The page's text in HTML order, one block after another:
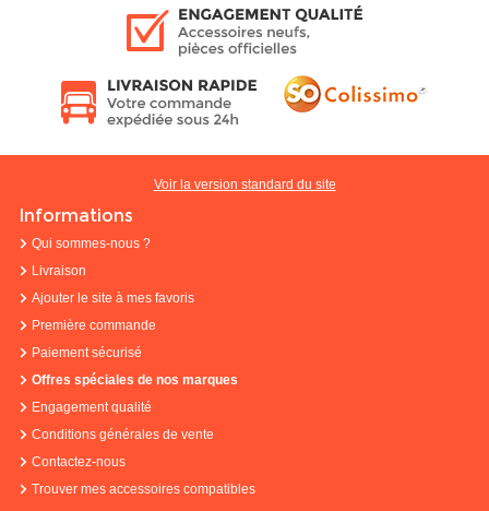
Voir la version standard du site
Informations
Qui sommes-nous ?
Livraison
Ajouter le site à mes favoris
Première commande
Paiement sécurisé
Offres spéciales de nos marques
Engagement qualité
Conditions générales de vente
Contactez-nous
Trouver mes accessoires compatibles